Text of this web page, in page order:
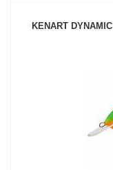
KENART DYNAMIC